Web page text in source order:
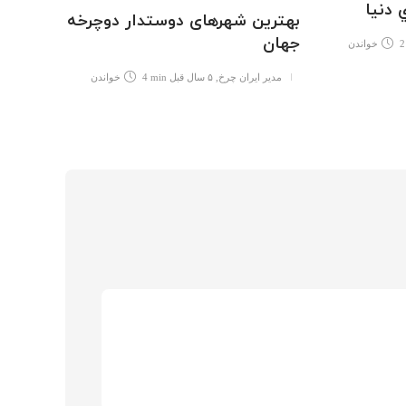
دنيا
خواندن
بهترین شهرهای دوستدار دوچرخه
جهان
مدیر ایران چرخ ۵ سال قبل 4 min خواندن